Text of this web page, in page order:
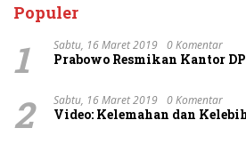
Populer
1 Sabtu, 16 Maret 2019 0 Komentar
Prabowo Resmikan Kantor
2 Sabtu, 16 Maret 2019 0 Komentar
Video: Kelemahan dan